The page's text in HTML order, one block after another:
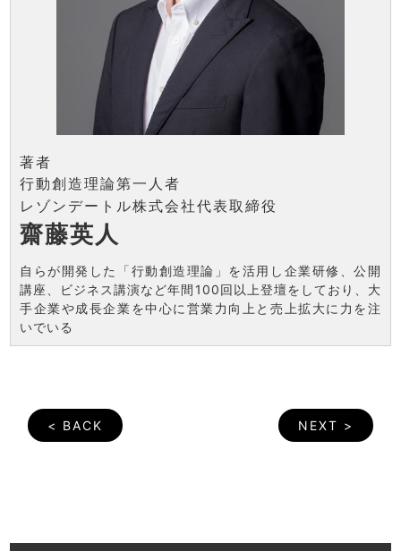
著者
行動創造理論第一人者
レゾンデートル株式会社代表取締役
齋藤英人
自らが開発した「行動創造理論」を活用し企業研修、公開
講座、ビジネス講演など年間100回以上登壇をしており、大
手企業や成長企業を中心に営業力向上と売上拡大に力を注
いでいる
< BACK NEXT >